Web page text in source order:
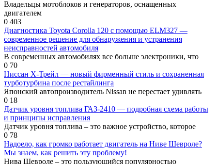
Владельцы мотоблоков и генераторов, оснащенных
двигателем
0 403
Диагностика Toyota Corolla 120 с помощью ELM327 —
современное решение для обнаружения и устранения
неисправностей автомобиля
В современных автомобилях все больше электроники, что
0 70
Ниссан Х-Трейл — новый фирменный стиль и сохраненная
турботурбина после рестайлинга
Японский автопроизводитель Nissan не перестает удивлять
0 18
Датчик уровня топлива ГАЗ-2410 — подробная схема работы
и принципы исправления
Датчик уровня топлива – это важное устройство, которое
0 78
Надоело, как громко работает двигатель на Ниве Шевроле?
Мы знаем, как решить эту проблему!
Нива Шевроле – это пользующийся популярностью